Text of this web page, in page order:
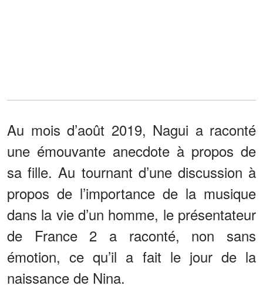
Au mois d’août 2019, Nagui a raconté
une émouvante anecdote à propos de
sa fille. Au tournant d’une discussion à
propos de l’importance de la musique
dans la vie d’un homme, le présentateur
de France 2 a raconté, non sans
émotion, ce qu’il a fait le jour de la
naissance de Nina.